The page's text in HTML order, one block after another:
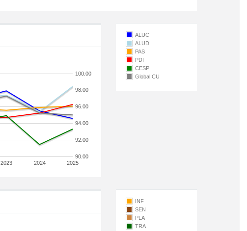
2023 2024 2025
90.00
92.00
94.00
96.00
98.00
100.00
ALUC
ALUD
PAS
PDI
CESP
Global CU
INF
SEN
PLA
TRA